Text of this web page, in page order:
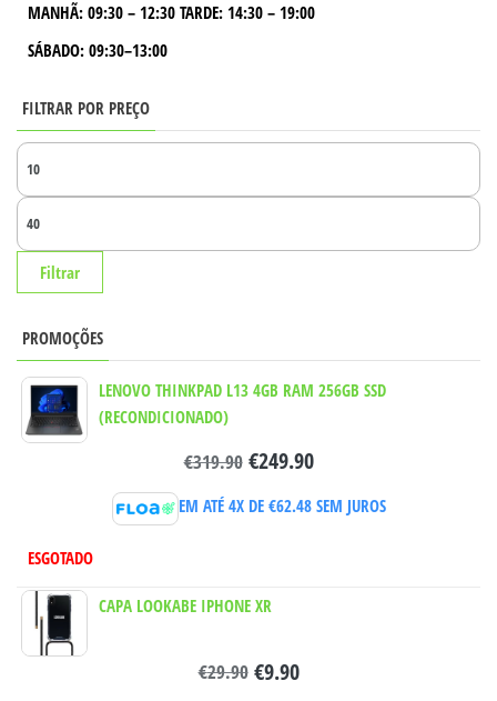
MANHÃ: 09:30 – 12:30 TARDE: 14:30 – 19:00
SÁBADO: 09:30–13:00
FILTRAR POR PREÇO
Filtrar
PROMOÇÕES
LENOVO THINKPAD L13 4GB RAM 256GB SSD
(RECONDICIONADO)
€319.90 €249.90
EM ATÉ 4X DE €62.48SEM JUROS
ESGOTADO
CAPA LOOKABE IPHONE XR
€29.90 €9.90